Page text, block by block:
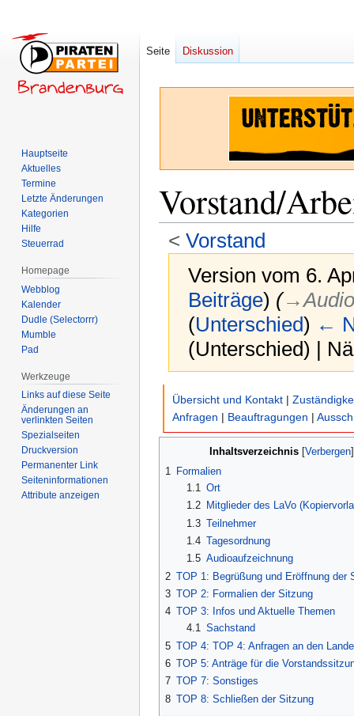
Vorstand/
< Vorstand
Version vom 6.
Beiträge) (
(Unterschied) ←
(Unterschied) |
Zur
springen
Zur
springen
Übersicht und Kontakt |
Anfragen | Beauftragungen |
Inhaltsverzeichnis
1 Formalien
1.1 Ort
1.2
Mitglieder des LaVo
1.3 Teilnehmer
1.4 Tagesordnung
1.5 Audioaufzeichnung
2 TOP 1: Begrüßung und Eröffnung der
3 TOP 2: Formalien der Sitzung
4 TOP 3: Infos und Aktuelle Themen
4.1 Sachstand
5 TOP 4: TOP 4: Anfragen an den
6 TOP 5: Anträge für die
7 TOP 7: Sonstiges
8 TOP 8: Schließen der Sitzung
Seite Diskussion
Hauptseite
Aktuelles
Termine
Letzte Änderungen
Kategorien
Hilfe
Steuerrad
Homepage
Webblog
Kalender
Dudle (Selectorrr)
Mumble
Pad
Werkzeuge
Links auf diese Seite
Änderungen an
verlinkten Seiten
Spezialseiten
Druckversion
Permanenter Link
Seiten­­informationen
Attribute anzeigen